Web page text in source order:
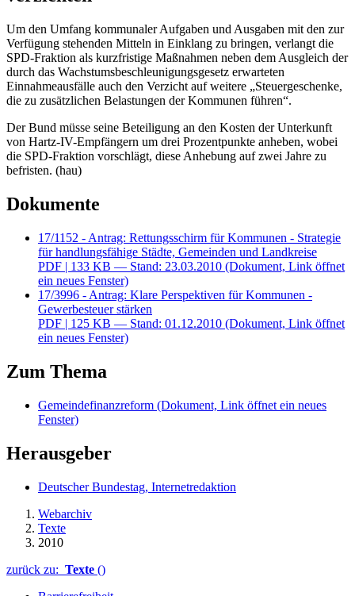
Um den Umfang kommunaler Aufgaben und Ausgaben mit den zur
Verfügung stehenden Mitteln in Einklang zu bringen, verlangt die
SPD-Fraktion als kurzfristige Maßnahmen neben dem Ausgleich der
durch das Wachstumsbeschleunigungsgesetz erwarteten
Einnahmeausfälle auch den Verzicht auf weitere „Steuergeschenke,
die zu zusätzlichen Belastungen der Kommunen führen“.
Der Bund müsse seine Beteiligung an den Kosten der Unterkunft
von Hartz-IV-Empfängern um drei Prozentpunkte anheben, wobei
die SPD-Fraktion vorschlägt, diese Anhebung auf zwei Jahre zu
befristen. (hau)
Dokumente
17/1152 - Antrag: Rettungsschirm für Kommunen - Strategie
für handlungsfähige Städte, Gemeinden und Landkreise
PDF | 133 KB — Stand: 23.03.2010 (Dokument, Link öffnet
ein neues Fenster)
17/3996 - Antrag: Klare Perspektiven für Kommunen -
Gewerbesteuer stärken
PDF | 125 KB — Stand: 01.12.2010 (Dokument, Link öffnet
ein neues Fenster)
Zum Thema
Gemeindefinanzreform (Dokument, Link öffnet ein neues
Fenster)
Herausgeber
Deutscher Bundestag, Internetredaktion
Webarchiv
Texte
2010
zurück zu: Texte ()